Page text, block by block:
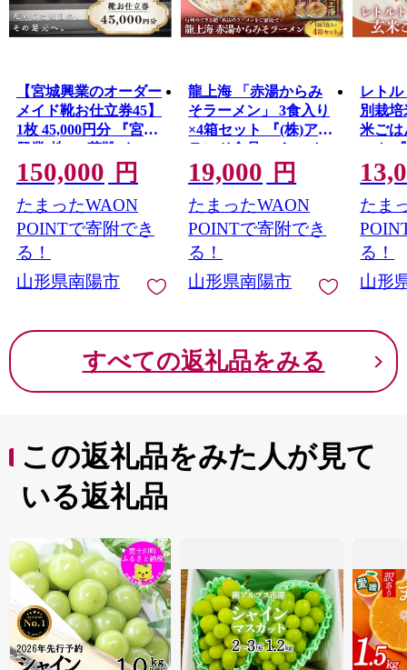
【宮城興業のオーダー
メイド靴お仕立券45】
1枚 45,000円分 『宮城
興業(株)』 革靴 くつ
シューズ ファッショ
ン ビジネス カジュア
ル メンズ 紳士 山形県
南陽市 [790]
150,000 円
たまったWAON
POINTで寄附でき
る！
山形県南陽市
龍上海 「赤湯からみ
そラーメン」 3食入り
×4箱セット 『(株)アイ
ランド食品』 らーめ
ん 辛 味噌 行列 人気店
山形県 南陽市 [262]
19,000 円
たまったWAON
POINTで寄附でき
る！
山形県南陽市
レト
別栽
米ごは
ック
ム』
ルト
蓄 防
[2325]
たま
る！
山形
すべての返礼品をみる
この返礼品をみた人が見て
いる返礼品